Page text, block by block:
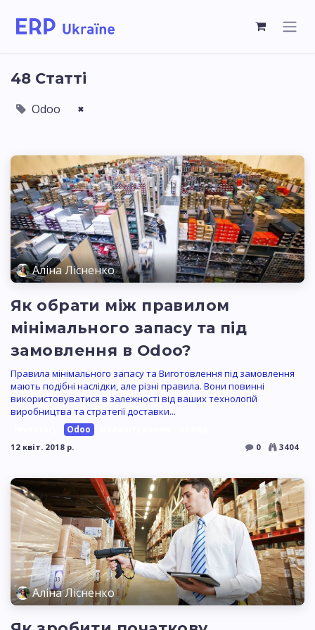
48 Статті
Odoo ×
Аліна Лісненко
Як обрати між правилом
мінімального запасу та під
замовлення в Odoo?
Правила мінімального запасу та Виготовлення під замовлення
мають подібні наслідки, але різні правила. Вони повинні
використовуватися в залежності від ваших технологій
виробництва та стратегії доставки...
Odoo
12 квіт. 2018 р. 0 3404
Аліна Лісненко